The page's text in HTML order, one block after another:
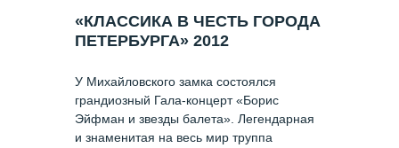
У Михайловского замка состоялся
грандиозный Гала-концерт «Борис
Эйфман и звезды балета». Легендарная
и знаменитая на весь мир труппа
«КЛАССИКА В ЧЕСТЬ ГОРОДА
ПЕТЕРБУРГА» 2012